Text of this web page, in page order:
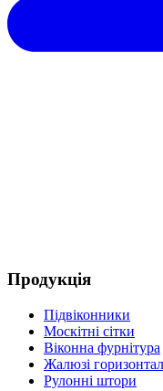
Продукція
Підвіконники
Москітні сітки
Віконна фурнітура
Жалюзі
Рулонні штори